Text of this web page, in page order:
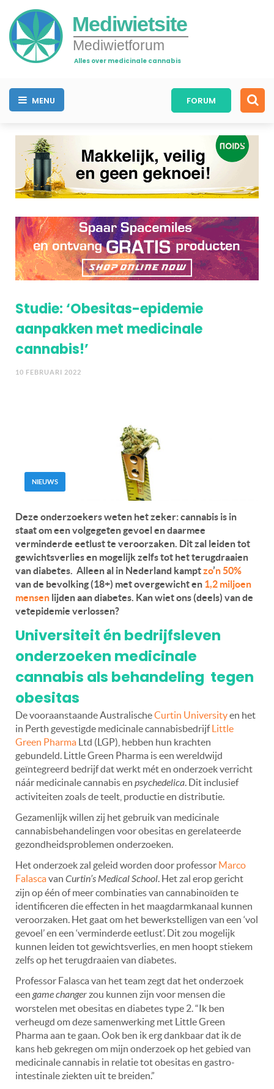
Mediwietsite
Mediwietforum
Alles over medicinale cannabis
MENU FORUM
Studie: ‘Obesitas-epidemie
aanpakken met medicinale
cannabis!’
10 FEBRUARI 2022
NIEUWS
Deze onderzoekers weten het zeker: cannabis is in
staat om een volgegeten gevoel en daarmee
verminderde eetlust te veroorzaken. Dit zal leiden tot
gewichtsverlies en mogelijk zelfs tot het terugdraaien
van diabetes. Alleen al in Nederland kamptzo’n 50%
van de bevolking (18+) met overgewicht en 1,2 miljoen
mensen lijden aan diabetes. Kan wiet ons (deels) van de
vetepidemie verlossen?
Universiteit én bedrijfsleven
onderzoeken medicinale
cannabis als behandeling tegen
obesitas
De vooraanstaande AustralischeCurtin Universityen het
in Perth gevestigde medicinale cannabisbedrijfLittle
Green Pharma Ltd (LGP), hebben hun krachten
gebundeld. Little Green Pharma is een wereldwijd
geïntegreerd bedrijf dat werkt mét en onderzoek verricht
náár medicinale cannabis en psychedelica. Dit inclusief
activiteiten zoals de teelt, productie en distributie.
Gezamenlijk willen zij het gebruik van medicinale
cannabisbehandelingen voor obesitas en gerelateerde
gezondheidsproblemen onderzoeken.
Het onderzoek zal geleid worden door professor Marco
Falascavan Curtin’s Medical School. Het zal erop gericht
zijn op één of meer combinaties van cannabinoïden te
identificeren die effecten in het maagdarmkanaal kunnen
veroorzaken. Het gaat om het bewerkstelligen van een ‘vol
gevoel’ en een ‘verminderde eetlust’. Dit zou mogelijk
kunnen leiden tot gewichtsverlies, en men hoopt stiekem
zelfs op het terugdraaien van diabetes.
Professor Falasca van het team zegt dat het onderzoek
een game changerzou kunnen zijn voor mensen die
worstelen met obesitas en diabetes type 2.“Ik ben
verheugd om deze samenwerking met Little Green
Pharma aan te gaan. Ook ben ik erg dankbaar dat ik de
kans heb gekregen om mijn onderzoek op het gebied van
medicinale cannabis in relatie tot obesitas en gastro-
intestinale ziekten uit te breiden.”